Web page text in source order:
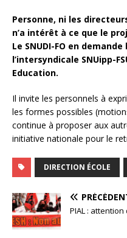
Personne, ni les
n’a intérêt à ce que le
Le SNUDI-FO en demande
l’intersyndicale SNUipp-
Education.
Il invite les personnels à
les formes possibles
continue à proposer aux
initiative nationale pour le
DIRECTION ÉCOLE
PIAL : attention